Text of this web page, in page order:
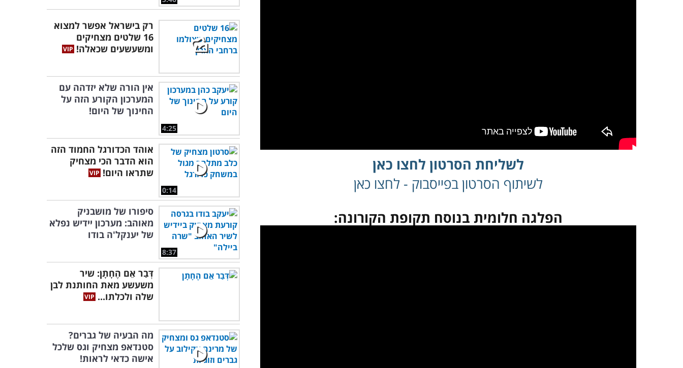
לשליחת הסרטון לחצו כאן
לשיתוף הסרטון בפייסבוק - לחצו כאן
הפלגה חלומית בנוסח תקופת הקורונה:
רק בישראל אפשר למצוא
16 שלטים מצחיקים
ומשעשעים שכאלה!
4:25
אין הורה שלא יזדהה עם
המערכון הקורע הזה על
החינוך של היום!
0:14
אוהד הכדורגל החמוד הזה
הוא הדבר הכי מצחיק
שתראו היום!
8:37
סיפורו של מושבניק
מאוהב: מערכון יידיש נפלא
של יענקל'ה בודו
דְּבַר אֵם הֶחָתָן: שיר
משעשע מאת החותנת לבן
שלה ולכלתו...
מה הבעיה של גברים?
סטנדאפ מצחיק וגס שלכל
אישה כדאי לראות!